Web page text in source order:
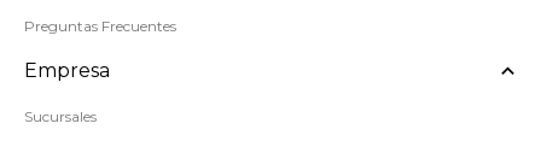
Preguntas Frecuentes
Empresa
Sucursales